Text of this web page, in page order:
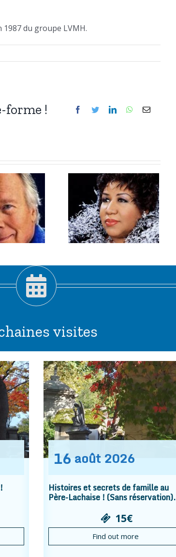
du groupe LVMH.
forme ! Facebook
TwitterLinkedInWhatsApp
Email
2018.
visites
16 août 2026
Histoires et secrets de famille au
Père-Lachaise ! (Sans réservation).
15€
Find out more